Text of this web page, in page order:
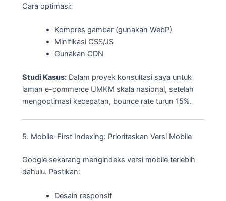
Cara optimasi:
Kompres gambar (gunakan WebP)
Minifikasi CSS/JS
Gunakan CDN
Studi Kasus: Dalam proyek konsultasi saya untuk
laman e-commerce UMKM skala nasional, setelah
mengoptimasi kecepatan, bounce rate turun 15%.
5. Mobile-First Indexing: Prioritaskan Versi Mobile
Google sekarang mengindeks versi mobile terlebih
dahulu. Pastikan:
Desain responsif